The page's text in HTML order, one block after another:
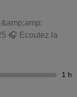
🎧 Ecoutez la
1 h